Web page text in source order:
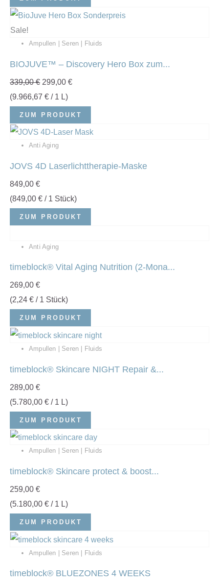
Sale!
Ampullen | Seren | Fluids
BIOJUVE™ – Discovery Hero Box zum...
339,00€ 299,00 €
(9.966,67 € / 1 L)
ZUM PRODUKT
Anti Aging
JOVS 4D Laserlichttherapie-Maske
849,00 €
(849,00 € / 1 Stück)
ZUM PRODUKT
Anti Aging
timeblock® Vital Aging Nutrition (2-Mona...
269,00 €
(2,24 € / 1 Stück)
ZUM PRODUKT
Ampullen | Seren | Fluids
timeblock® Skincare NIGHT Repair &...
289,00 €
(5.780,00 € / 1 L)
ZUM PRODUKT
Ampullen | Seren | Fluids
timeblock® Skincare protect & boost...
259,00 €
(5.180,00 € / 1 L)
ZUM PRODUKT
Ampullen | Seren | Fluids
timeblock® BLUEZONES 4 WEEKS